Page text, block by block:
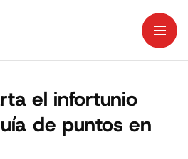
el infortunio
de puntos en